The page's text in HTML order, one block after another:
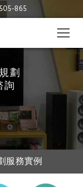
865
大機｜大
劃
詢
服務實例
劃經驗
工